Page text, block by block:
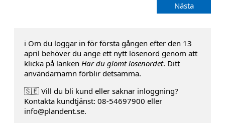
Nästa
ℹ️ Om du loggar in för första gången efter den 13
april behöver du ange ett nytt lösenord genom att
klicka på länken Har du glömt lösenordet. Ditt
användarnamn förblir detsamma.
🇸🇪 Vill du bli kund eller saknar inloggning?
Kontakta kundtjänst: 08-54697900 eller
info@plandent.se.